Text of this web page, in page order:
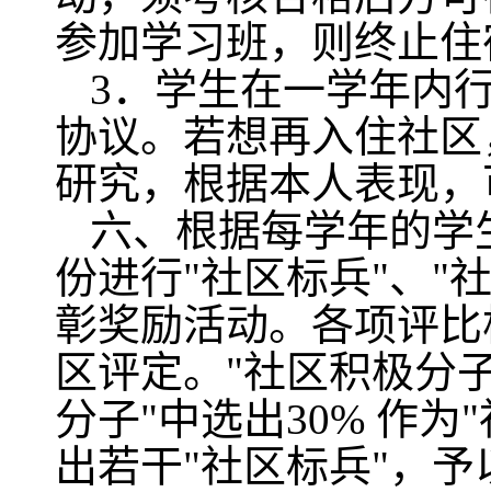
参加学习班，则终止
3．学生在一学年内
协议。若想再入住社
研究，根据本人表现
六、根据每学年的
份进行"社区标兵"、"
彰奖励活动。各项评
区评定。"社区积极分
分子"中选出30% 作为"
出若干"社区标兵"，予